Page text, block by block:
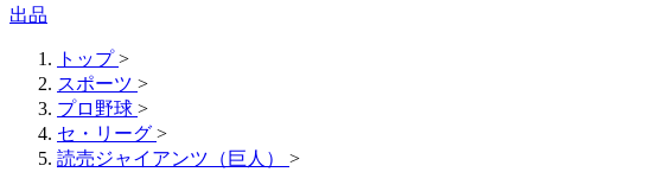
出品
トップ >
スポーツ >
プロ野球 >
セ・リーグ >
読売ジャイアンツ（巨人）
>